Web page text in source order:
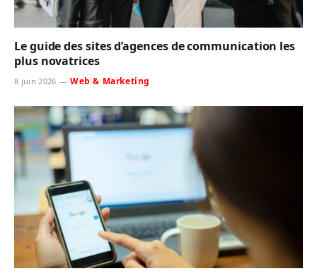
Le guide des sites d’agences de communication les
plus novatrices
8 juin 2026 Web & Marketing